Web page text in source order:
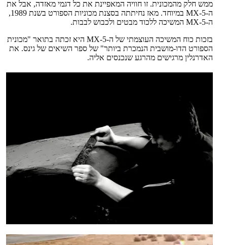
ממש חלק מהמכונית. זו חוויה המאפיינת את כל דגמי מאזדה, אבל את
ה-MX-5 במיוחד. מאז נחיתתה בסצנת מכוניות הספורט בשנת 1989,
בזכות כוח המשיכה העוצמתי של ה-MX-5 היא זכתה בתואר "מכונית
הספורט הדו-מושבית הנמכרת ביותר" של ספר השיאים של גינס. את
האדרנלין מרגישים מהרגע שנכנסים אליה.